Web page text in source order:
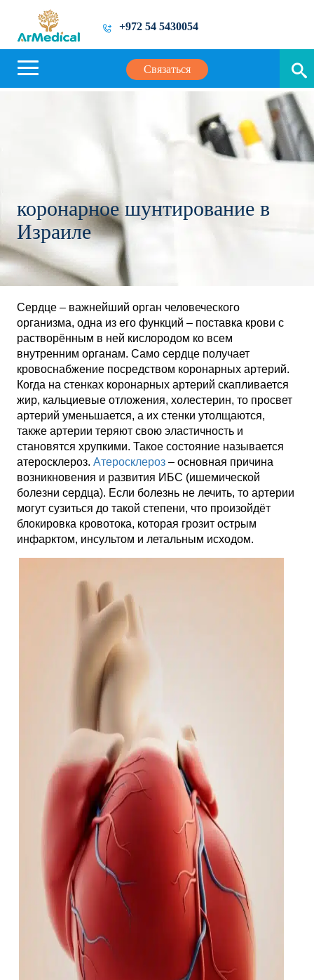
+972 54 5430054
Связаться
коронарное шунтирование в
Израиле
Сердце – важнейший орган человеческого
организма, одна из его функций – поставка крови с
растворённым в ней кислородом ко всем
внутренним органам. Само сердце получает
кровоснабжение посредством коронарных артерий.
Когда на стенках коронарных артерий скапливается
жир, кальциевые отложения, холестерин, то просвет
артерий уменьшается, а их стенки утолщаются,
также артерии теряют свою эластичность и
становятся хрупкими. Такое состояние называется
атеросклероз. Атеросклероз – основная причина
возникновения и развития ИБС (ишемической
болезни сердца). Если болезнь не лечить, то артерии
могут сузиться до такой степени, что произойдёт
блокировка кровотока, которая грозит острым
инфарктом, инсультом и летальным исходом.